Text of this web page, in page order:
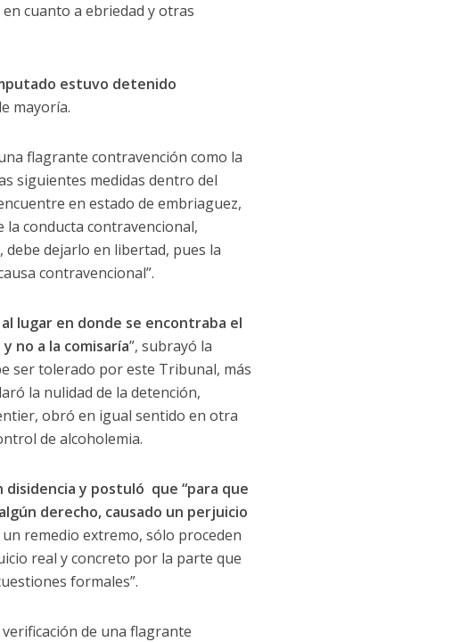
cuanto a ebriedad y otras
estuvo detenido
mayoría.
flagrante contravención como la
siguientes medidas dentro del
en estado de embriaguez,
conducta contravencional,
dejarlo en libertad, pues la
contravencional”.
lugar en donde se encontraba el
no a la comisaría”, subrayó la
ser tolerado por este Tribunal, más
la nulidad de la detención,
obró en igual sentido en otra
de alcoholemia.
y postuló que “para que
derecho, causado un perjuicio
remedio extremo, sólo proceden
real y concreto por la parte que
formales”.
de una flagrante